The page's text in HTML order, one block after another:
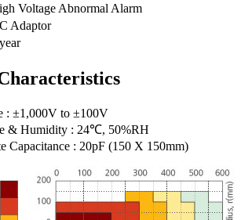
Voltage Abnormal Alarm
Adaptor
: ±1,000V to ±100V
& Humidity : 24℃, 50%RH
Capacitance : 20pF (150 X 150mm)